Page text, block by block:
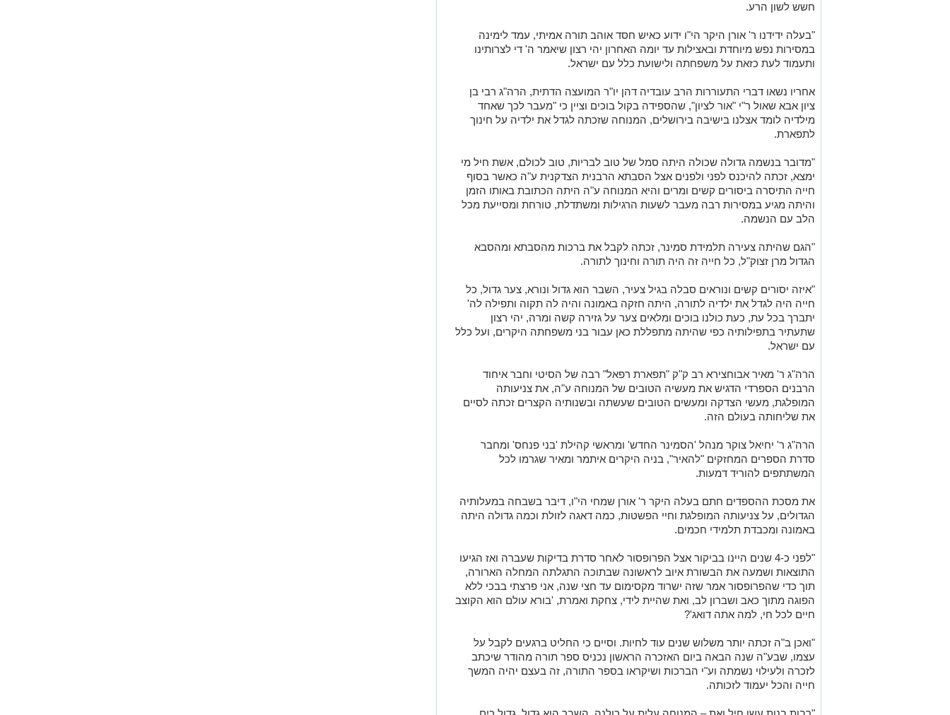
חשש לשון הרע.
"בעלה ידידנו ר' אורן היקר הי"ו ידוע כאיש חסד אוהב תורה אמיתי, עמד לימינה
במסירות נפש מיוחדת ובאצילות עד יומה האחרון יהי רצון שיאמר ה' די לצרותינו
ותעמוד לעת כזאת על משפחתה ולישועת כלל עם ישראל.
אחריו נשאו דברי התעוררות הרב עובדיה דהן יו"ר המועצה הדתית, הרה"ג רבי בן
ציון אבא שאול ר"י "אור לציון", שהספידה בקול בוכים וציין כי "מעבר לכך שאחד
מילדיה לומד אצלנו בישיבה בירושלים, המנוחה שזכתה לגדל את ילדיה על חינוך
לתפארת.
"מדובר בנשמה גדולה שכולה היתה סמל של טוב לבריות, טוב לכולם, אשת חיל מי
ימצא, זכתה להיכנס לפני ולפנים אצל הסבתא הרבנית הצדקנית ע"ה כאשר בסוף
חייה התיסרה ביסורים קשים ומרים והיא המנוחה ע"ה היתה הכתובת באותו הזמן
והיתה מגיע במסירות רבה מעבר לשעות הרגילות ומשתדלת, טורחת ומסייעת מכל
הלב עם הנשמה.
"הגם שהיתה צעירה תלמידת סמינר, זכתה לקבל את ברכות מהסבתא ומהסבא
הגדול מרן זצוק"ל, כל חייה זה היה תורה וחינוך לתורה.
"איזה יסורים קשים ונוראים סבלה בגיל צעיר, השבר הוא גדול ונורא, צער גדול, כל
חייה היה לגדל את ילדיה לתורה, היתה חזקה באמונה והיה לה תקוה ותפילה לה'
יתברך בכל עת, כעת כולנו בוכים ומלאים צער על גזירה קשה ומרה, יהי רצון
שתעתיר בתפילותיה כפי שהיתה מתפללת כאן עבור בני משפחתה היקרים, ועל כלל
עם ישראל.
הרה"ג ר' מאיר אבוחצירא רב ק"ק "תפארת רפאל" רבה של הסיטי וחבר איחוד
הרבנים הספרדי הדגיש את מעשיה הטובים של המנוחה ע"ה, את צניעותה
המופלגת, מעשי הצדקה ומעשים הטובים שעשתה ובשנותיה הקצרים זכתה לסיים
את שליחותה בעולם הזה.
הרה"ג ר' יחיאל צוקר מנהל 'הסמינר החדש' ומראשי קהילת 'בני פנחס' ומחבר
סדרת הספרים המחזקים "להאיר", בניה היקרים איתמר ומאיר שגרמו לכל
המשתתפים להוריד דמעות.
את מסכת ההספדים חתם בעלה היקר ר' אורן שמחי הי"ו, דיבר בשבחה במעלותיה
הגדולים, על צניעותה המופלגת וחיי הפשטות, כמה דאגה לזולת וכמה גדולה היתה
באמונה ומכבדת תלמידי חכמים.
"לפני כ-4 שנים היינו בביקור אצל הפרופסור לאחר סדרת בדיקות שעברה ואז הגיעו
התוצאות ושמעה את הבשורת איוב לראשונה שבתוכה התגלתה המחלה הארורה,
תוך כדי שהפרופסור אמר שזה ישרוד מקסימום עד חצי שנה, אני פרצתי בבכי ללא
הפוגה מתוך כאב ושברון לב, ואת שהיית לידי, צחקת ואמרת, 'בורא עולם הוא הקוצב
חיים לכל חי, למה אתה דואג'?
"ואכן ב"ה זכתה יותר משלוש שנים עוד לחיות. וסיים כי החליט ברגעים לקבל על
עצמו, שבע"ה שנה הבאה ביום האזכרה הראשון נכניס ספר תורה מהודר שיכתב
לזכרה ולעילוי נשמתה וע"י הברכות ושיקראו בספר התורה, זה בעצם יהיה המשך
חייה והכל יעמוד לזכותה.